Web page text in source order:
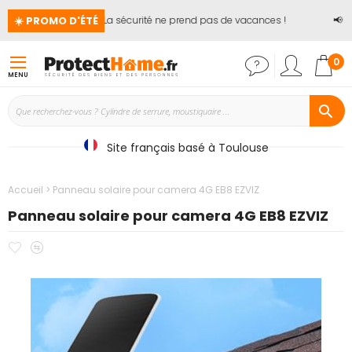
☀️ PROMO D'ÉTÉ🏖️ La sécurité ne prend pas de vacances ! 📢
MENU
0
Site français basé à Toulouse
Accueil Panneau solaire pour camera 4G EB8 EZVIZ
Panneau solaire pour camera 4G EB8 EZVIZ
Ajouter
mescomparateur